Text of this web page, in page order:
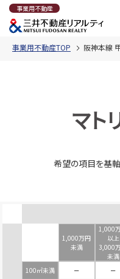
事業用不動産
事業用不動産TOP 阪神本線
マト
希望の項目を基軸
1,000万円
未満
1,000
以上
3,000
未満
100㎡未満 － －